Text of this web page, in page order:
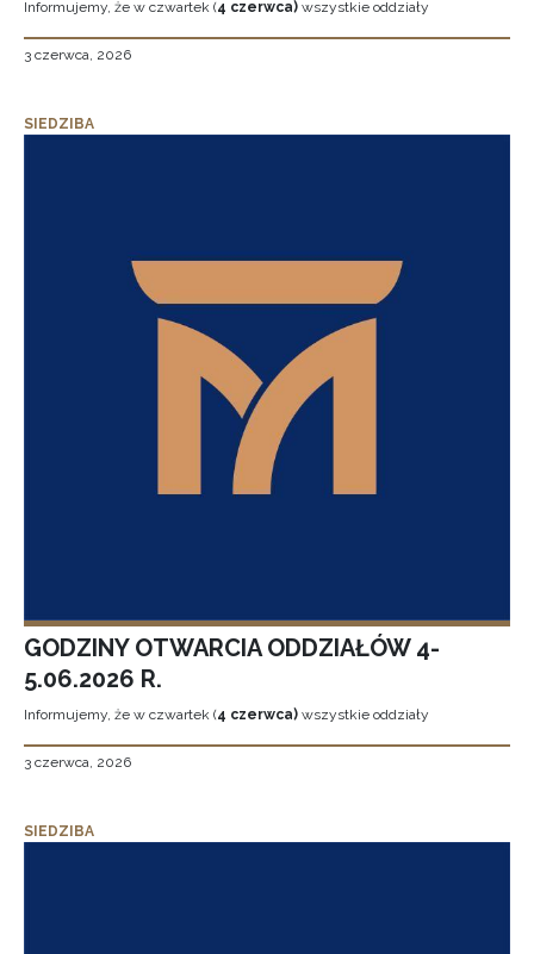
Informujemy, że w czwartek (4 czerwca) wszystkie oddziały
3 czerwca, 2026
SIEDZIBA
GODZINY OTWARCIA ODDZIAŁÓW 4-
5.06.2026 R.
Informujemy, że w czwartek (4 czerwca) wszystkie oddziały
3 czerwca, 2026
SIEDZIBA